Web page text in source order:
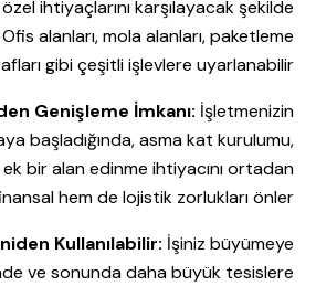
ihtiyaçlarını karşılayacak şekilde
alanları, mola alanları, paketleme
gibi çeşitli işlevlere uyarlanabilir.
Genişleme İmkanı: İşletmenizin
başladığında, asma kat kurulumu,
bir alan edinme ihtiyacını ortadan
hem de lojistik zorlukları önler.
Kullanılabilir: İşiniz büyümeye
ve sonunda daha büyük tesislere